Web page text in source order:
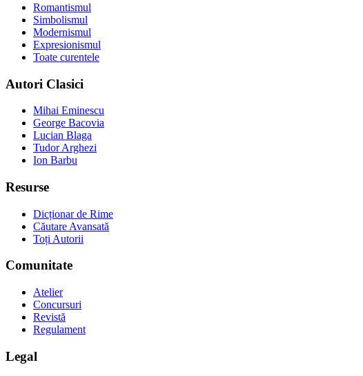
Romantismul
Simbolismul
Modernismul
Expresionismul
Toate curentele
Autori Clasici
Mihai Eminescu
George Bacovia
Lucian Blaga
Tudor Arghezi
Ion Barbu
Resurse
Dicționar de Rime
Căutare Avansată
Toți Autorii
Comunitate
Atelier
Concursuri
Revistă
Regulament
Legal